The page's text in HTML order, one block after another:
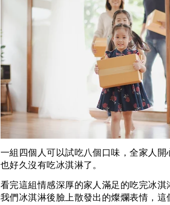
一組四個人可以試吃八個口味，全家人
也好久沒有吃冰淇淋了。
看完這組情感深厚的家人滿足的吃完冰
我們冰淇淋後臉上散發出的燦爛表情，